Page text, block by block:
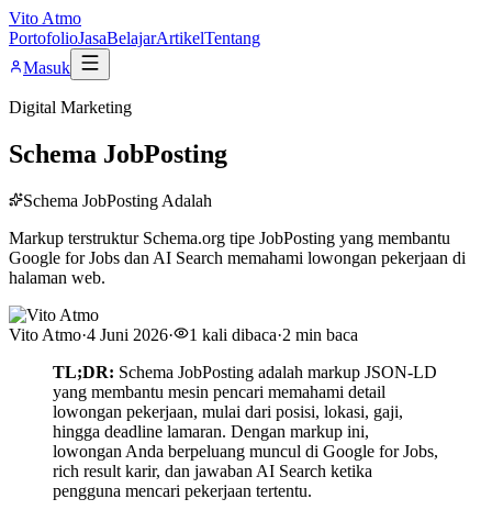
Vito Atmo
PortofolioJasaBelajarArtikelTentang
Masuk
Digital Marketing
Schema JobPosting
Schema JobPosting Adalah
Markup terstruktur Schema.org tipe JobPosting yang membantu
Google for Jobs dan AI Search memahami lowongan pekerjaan di
halaman web.
Vito Atmo·4 Juni 2026· 1 kali dibaca·2 min baca
TL;DR: Schema JobPosting adalah markup JSON-LD
yang membantu mesin pencari memahami detail
lowongan pekerjaan, mulai dari posisi, lokasi, gaji,
hingga deadline lamaran. Dengan markup ini,
lowongan Anda berpeluang muncul di Google for Jobs,
rich result karir, dan jawaban AI Search ketika
pengguna mencari pekerjaan tertentu.